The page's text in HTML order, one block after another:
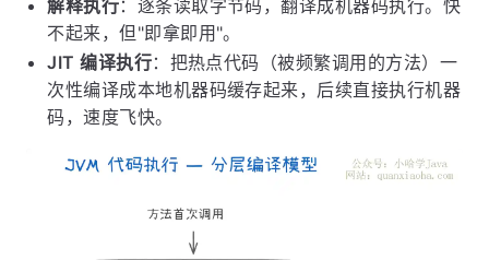
解释执行：逐条读取字节码，翻译成机器码执行。快
不起来，但"即拿即用"。
JIT 编译执行：把热点代码（被频繁调用的方法）一
次性编译成本地机器码缓存起来，后续直接执行机器
码，速度飞快。